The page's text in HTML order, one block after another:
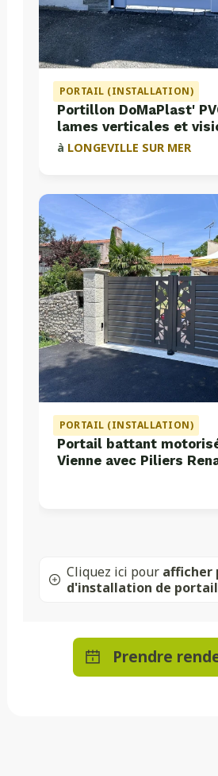
PORTAIL (INSTALLATION)
Portillon DoMaPlast'
lames verticales et
Aiphone
à LONGEVILLE SUR MER
PORTAIL (INSTALLATION)
Portail battant
Vienne avec Piliers
Cliquez ici pour afficher
d'installation de
Prendre